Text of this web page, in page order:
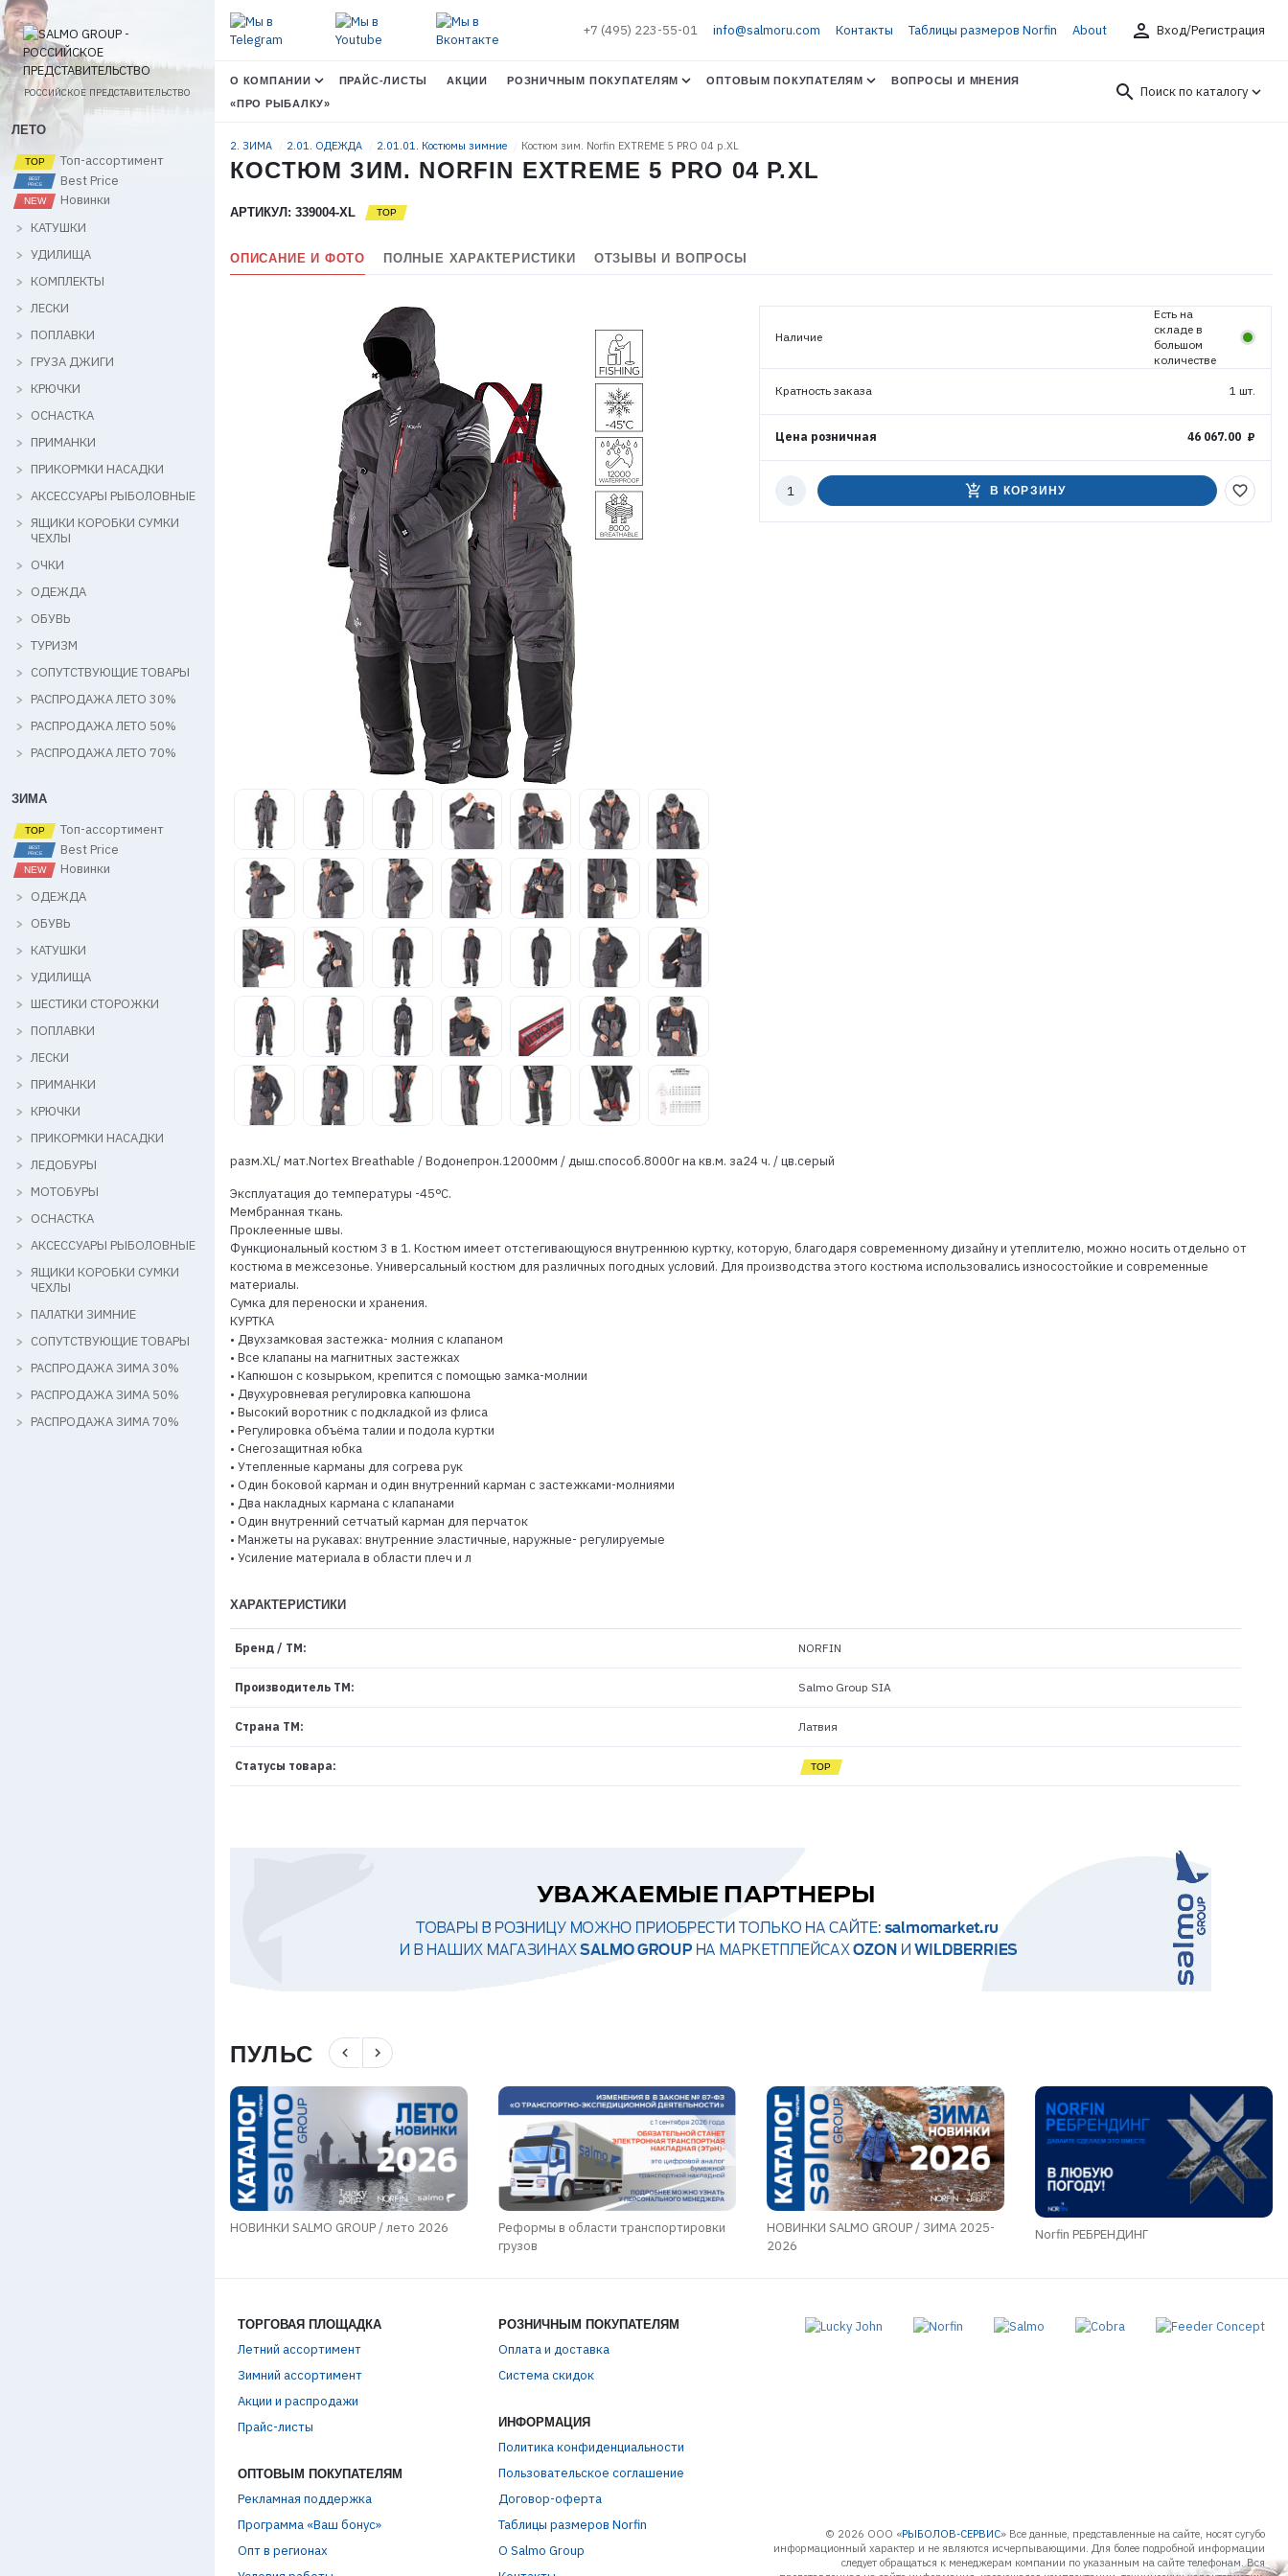
ЭЛЕКТРОННАЯ ПОЧТА (ЛОГИН)
ПАРОЛЬ
ВОЙТИ
ЗАБЫЛИ ПАРОЛЬ?
РЕГИСТРАЦИЯ ОПТ
РОССИЙСКОЕ ПРЕДСТАВИТЕЛЬСТВО
ЛЕТО
Топ-ассортимент
Best Price
Новинки
КАТУШКИ
УДИЛИЩА
КОМПЛЕКТЫ
ЛЕСКИ
ПОПЛАВКИ
ГРУЗА ДЖИГИ
КРЮЧКИ
ОСНАСТКА
ПРИМАНКИ
ПРИКОРМКИ НАСАДКИ
АКСЕССУАРЫ РЫБОЛОВНЫЕ
ЯЩИКИ КОРОБКИ СУМКИ
ЧЕХЛЫ
ОЧКИ
ОДЕЖДА
ОБУВЬ
ТУРИЗМ
СОПУТСТВУЮЩИЕ ТОВАРЫ
РАСПРОДАЖА ЛЕТО 30%
РАСПРОДАЖА ЛЕТО 50%
РАСПРОДАЖА ЛЕТО 70%
ЗИМА
Топ-ассортимент
Best Price
Новинки
ОДЕЖДА
ОБУВЬ
КАТУШКИ
УДИЛИЩА
ШЕСТИКИ СТОРОЖКИ
ПОПЛАВКИ
ЛЕСКИ
ПРИМАНКИ
КРЮЧКИ
ПРИКОРМКИ НАСАДКИ
ЛЕДОБУРЫ
МОТОБУРЫ
ОСНАСТКА
АКСЕССУАРЫ РЫБОЛОВНЫЕ
ЯЩИКИ КОРОБКИ СУМКИ
ЧЕХЛЫ
ПАЛАТКИ ЗИМНИЕ
СОПУТСТВУЮЩИЕ ТОВАРЫ
РАСПРОДАЖА ЗИМА 30%
РАСПРОДАЖА ЗИМА 50%
РАСПРОДАЖА ЗИМА 70%
+7 (495) 223-55-01 info@salmoru.com Контакты Таблицы размеров Norfin About person Вход/Регистрация
О КОМПАНИИ ПРАЙС-ЛИСТЫ АКЦИИ РОЗНИЧНЫМ ПОКУПАТЕЛЯМ ОПТОВЫМ ПОКУПАТЕЛЯМ
ВОПРОСЫ И МНЕНИЯ
«ПРО РЫБАЛКУ»
search Поиск по каталогу
2. ЗИМА 2.01. ОДЕЖДА 2.01.01. Костюмы зимние Костюм зим. Norfin EXTREME 5 PRO 04 р.XL
КОСТЮМ ЗИМ. NORFIN EXTREME 5 PRO 04 Р.XL
АРТИКУЛ: 339004-XL
ОПИСАНИЕ И ФОТО ПОЛНЫЕ ХАРАКТЕРИСТИКИ ОТЗЫВЫ И ВОПРОСЫ
Наличие
Есть на
складе в
большом
количестве
Кратность заказа 1 шт.
Цена розничная 46 067.00 ₽
Количество
add_shopping_cart В КОРЗИНУ favorite_border
разм.XL/ мат.Nortex Breathable / Водонепрон.12000мм / дыш.способ.8000г на кв.м. за24 ч. / цв.серый
Эксплуатация до температуры -45ᵒC.
Мембранная ткань.
Проклеенные швы.
Функциональный костюм 3 в 1. Костюм имеет отстегивающуюся внутреннюю куртку, которую, благодаря современному дизайну и утеплителю, можно носить отдельно от
костюма в межсезонье. Универсальный костюм для различных погодных условий. Для производства этого костюма использовались износостойкие и современные
материалы.
Сумка для переноски и хранения.
КУРТКА
• Двухзамковая застежка- молния с клапаном
• Все клапаны на магнитных застежках
• Капюшон с козырьком, крепится с помощью замка-молнии
• Двухуровневая регулировка капюшона
• Высокий воротник с подкладкой из флиса
• Регулировка объёма талии и подола куртки
• Снегозащитная юбка
• Утепленные карманы для согрева рук
• Один боковой карман и один внутренний карман с застежками-молниями
• Два накладных кармана с клапанами
• Один внутренний сетчатый карман для перчаток
• Манжеты на рукавах: внутренние эластичные, наружные- регулируемые
• Усиление материала в области плеч и л
ХАРАКТЕРИСТИКИ
Бренд / ТМ: NORFIN
Производитель ТМ: Salmo Group SIA
Страна ТМ: Латвия
Статусы товара:
ПУЛЬС navigate_before navigate_next
НОВИНКИ SALMO GROUP / лето 2026
Реформы в области транспортировки
грузов
НОВИНКИ SALMO GROUP / ЗИМА 2025-
2026
Norfin РЕБРЕНДИНГ
ТОРГОВАЯ ПЛОЩАДКА
Летний ассортимент
Зимний ассортимент
Акции и распродажи
Прайс-листы
ОПТОВЫМ ПОКУПАТЕЛЯМ
Рекламная поддержка
Программа «Ваш бонус»
Опт в регионах
РОЗНИЧНЫМ ПОКУПАТЕЛЯМ
Оплата и доставка
Система скидок
ИНФОРМАЦИЯ
Политика конфиденциальности
Пользовательское соглашение
Договор-оферта
Таблицы размеров Norfin
О Salmo Group
© 2026 ООО «РЫБОЛОВ-СЕРВИС» Все данные, представленные на сайте, носят сугубо
информационный характер и не являются исчерпывающими. Для более подробной информации
следует обращаться к менеджерам компании по указанным на сайте телефонам. Вся